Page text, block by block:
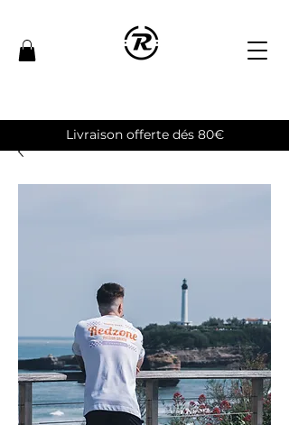
Livraison offerte dés 80€